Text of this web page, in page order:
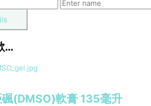
…
(DMSO)軟膏 135毫升